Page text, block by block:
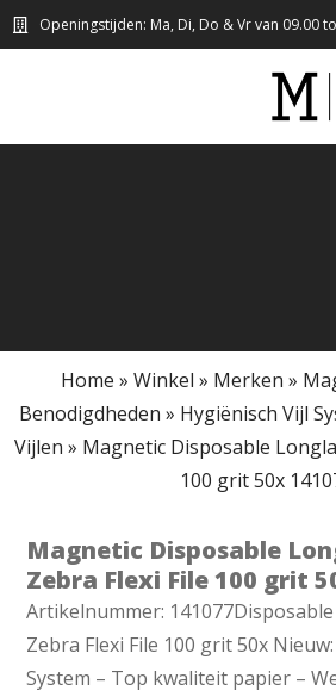
Openingstijden: Ma, Di, Do & Vr van 09.00
Home » Winkel » Merken »
Benodigdheden » Hygiënisch Vijl
Vijlen » Magnetic Disposable
100 grit 50x
Magnetic Disposable
Zebra Flexi File 100 grit
Artikelnummer:
Zebra Flexi File 100 grit 50x
System – Top kwaliteit papier –